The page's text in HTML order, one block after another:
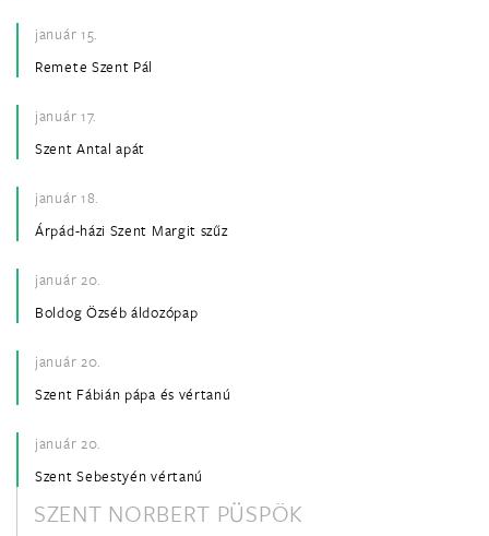
január 15.
Remete Szent Pál
január 17.
Szent Antal apát
január 18.
Árpád-házi Szent Margit szűz
január 20.
Boldog Özséb áldozópap
január 20.
Szent Fábián pápa és vértanú
január 20.
Szent Sebestyén vértanú
január 21.
SZENT NORBERT PÜSPÖK